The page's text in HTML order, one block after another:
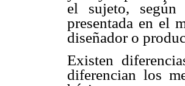
el sujeto, según
presentada en el
diseñador o
Existen
diferencian los